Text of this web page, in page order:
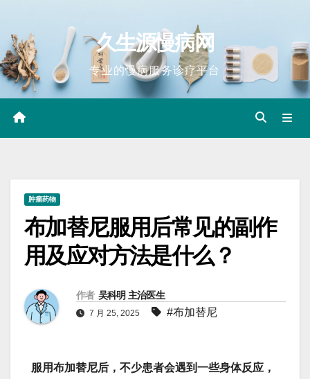
content
久生源慢病网
专业的慢病服务诊疗平台
肿瘤药物
布加替尼服用后常见的副作
用及应对方法是什么？
作者 吴科明 主治医生
7 月 25, 2025 #布加替尼
服用布加替尼后，不少患者会遇到一些身体反应，